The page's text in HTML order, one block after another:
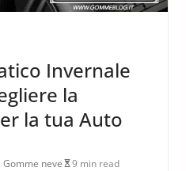
Invernale
la
la tua Auto
Gomme neve 9 min read